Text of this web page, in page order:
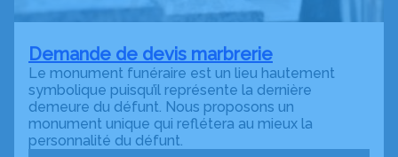
Demande de devis marbrerie
Le monument funéraire est un lieu hautement
symbolique puisqu’il représente la dernière
demeure du défunt. Nous proposons un
monument unique qui reflétera au mieux la
personnalité du défunt.